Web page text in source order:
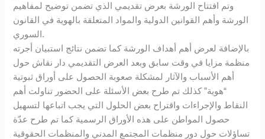
وتم افتتاح الورشة بعرض تقديمي الذي تضمن توضيح لمفاهيم
الورشة وأهم القوانين الدولية والمواد المتعلقة بالهوية في القانون
السوري.
بالإضافة لعرض أهم أهداف الورشة كما تضمن نتائج استبيان أجرته
منظمة مزايا في وقت سابق وبعد العرض التقديمي دار نقاش حول
أهم الأسباب والآثار لمشكلة صعوبة الحصول على أوراق ثبوتية
“هوية” كذلك تم طرح بعض الأسئلة على الحضور تناولت أهم
النقاط والإجراءات واقتراح بعض الحلول التي يجب اتباعها لتسهيل
حصول المواطن على هذه الأوراق الرسمية كما تم طرح عدّة
تساؤلات حول دور منظمات المجتمع المدني والمنظمات الحقوقية